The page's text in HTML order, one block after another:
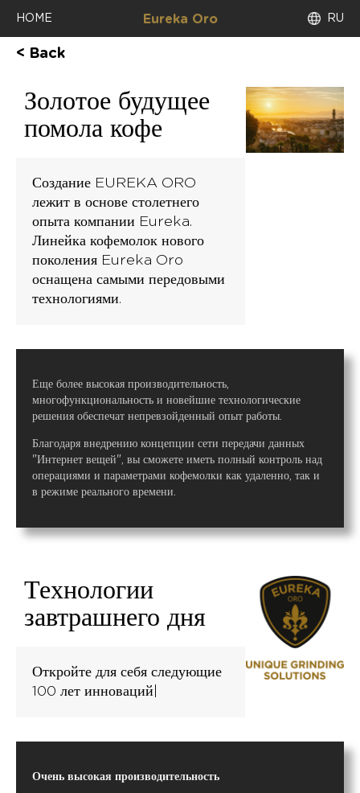
HOME Eureka Oro RU
< Back
Золотое будущее
помола кофе
Создание EUREKA ORO
лежит в основе столетнего
опыта компании Eureka.
Линейка кофемолок нового
поколения Eureka Oro
оснащена самыми передовыми
технологиями.
Еще более высокая производительность,
многофункциональность и новейшие технологические
решения обеспечат непревзойденный опыт работы.
Благодаря внедрению концепции сети передачи данных
"Интернет вещей", вы сможете иметь полный контроль над
операциями и параметрами кофемолки как удаленно, так и
в режиме реального времени.
Технологии
завтрашнего дня
Откройте для себя следующие
100 лет инноваций|
Очень высокая производительность